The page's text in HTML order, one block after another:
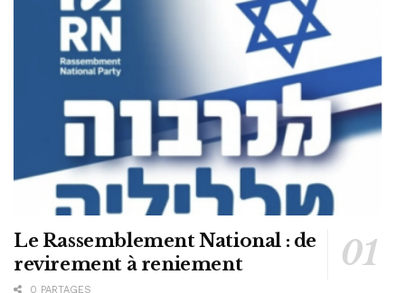
Le Rassemblement National : de
revirement à reniement
0 PARTAGES